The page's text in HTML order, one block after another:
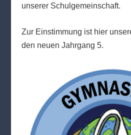
unserer Schulgemeinschaft.
Zur Einstimmung ist hier
den neuen Jahrgang 5.